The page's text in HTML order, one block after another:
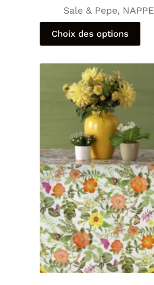
Sale & Pepe,
Choix des options